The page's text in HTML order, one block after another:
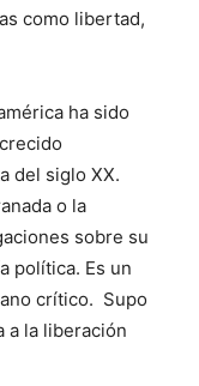
como libertad,
ha sido
del siglo XX.
o la
sobre su
política. Es un
crítico. Supo
a la liberación